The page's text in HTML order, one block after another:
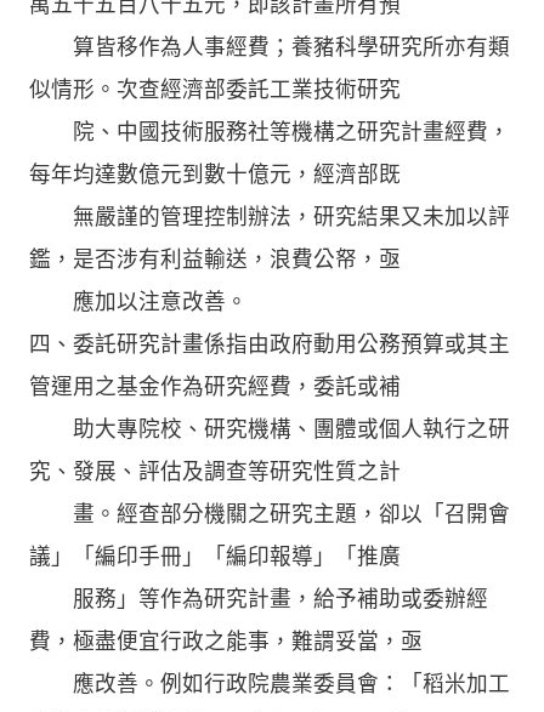
算皆移作為人事經費；養豬科學研究所亦有類
似情形。次查經濟部委託工業技術研究
院、中國技術服務社等機構之研究計畫經費，
每年均達數億元到數十億元，經濟部既
無嚴謹的管理控制辦法，研究結果又未加以評
鑑，是否涉有利益輸送，浪費公帑，亟
應加以注意改善。
四、委託研究計畫係指由政府動用公務預算或其主
管運用之基金作為研究經費，委託或補
助大專院校、研究機構、團體或個人執行之研
究、發展、評估及調查等研究性質之計
畫。經查部分機關之研究主題，卻以「召開會
議」「編印手冊」「編印報導」「推廣
服務」等作為研究計畫，給予補助或委辦經
費，極盡便宜行政之能事，難謂妥當，亟
應改善。例如行政院農業委員會：「稻米加工